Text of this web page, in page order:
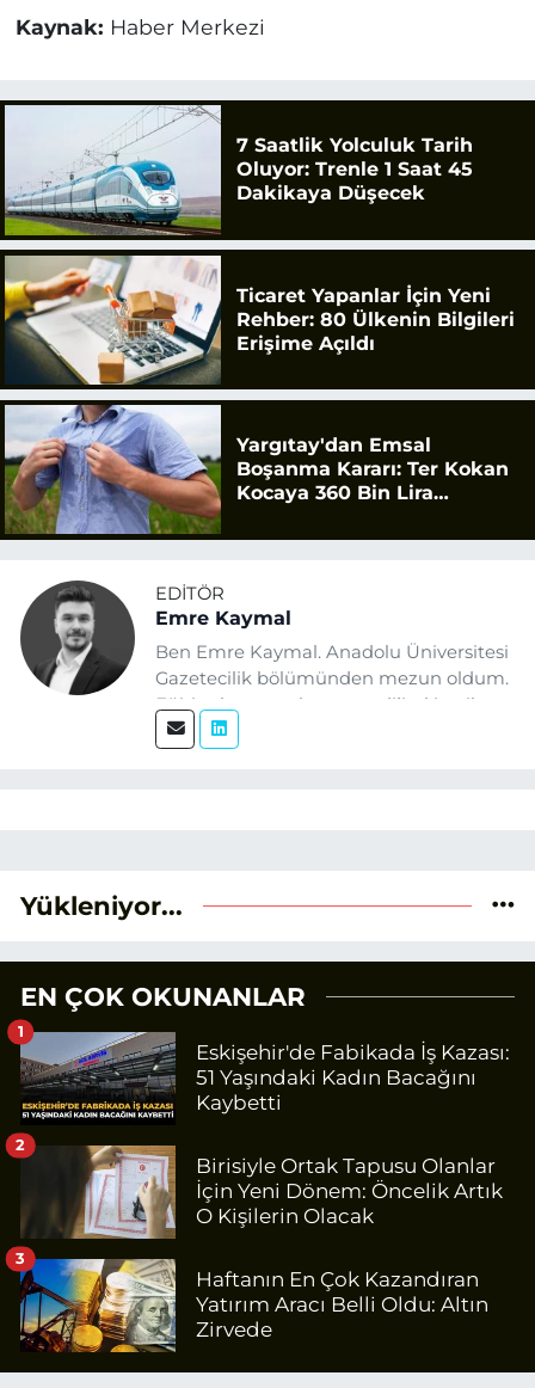
Kaynak: Haber Merkezi
7 Saatlik Yolculuk Tarih
Oluyor: Trenle 1 Saat 45
Dakikaya Düşecek
Ticaret Yapanlar İçin Yeni
Rehber: 80 Ülkenin Bilgileri
Erişime Açıldı
Yargıtay'dan Emsal
Boşanma Kararı: Ter Kokan
Kocaya 360 Bin Lira
EDITÖR
Emre Kaymal
Ben Emre Kaymal. Anadolu Üniversitesi
Gazetecilik bölümünden mezun oldum.
Eğitim hayatım boyunca dijital içerik
üretimi ve arama motoru
Yükleniyor...
EN ÇOK OKUNANLAR
Eskişehir'de Fabikada İş Kazası:
51 Yaşındaki Kadın Bacağını
Kaybetti
1
Birisiyle Ortak Tapusu Olanlar
İçin Yeni Dönem: Öncelik Artık
O Kişilerin Olacak
2
Haftanın En Çok Kazandıran
Yatırım Aracı Belli Oldu: Altın
Zirvede
3